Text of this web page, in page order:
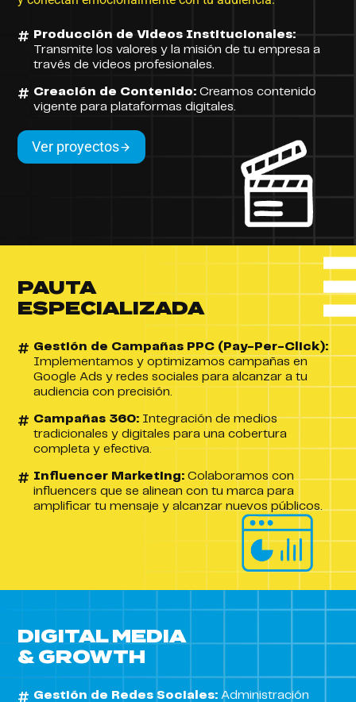
Producción de Videos Institucionales:
Transmite los valores y la misión de tu empresa a
través de videos profesionales.
Creación de Contenido:Creamos contenido
vigente para plataformas digitales.
Ver proyectos
PAUTA
ESPECIALIZADA
Gestión de Campañas PPC (Pay-Per-Click):
Implementamos y optimizamos campañas en
Google Ads y redes sociales para alcanzar a tu
audiencia con precisión.
Campañas 360: Integración de medios
tradicionales y digitales para una cobertura
completa y efectiva.
Influencer Marketing: Colaboramos con
influencers que se alinean con tu marca para
amplificar tu mensaje y alcanzar nuevos públicos.
DIGITAL MEDIA
& GROWTH
Gestión de Redes Sociales: Administración